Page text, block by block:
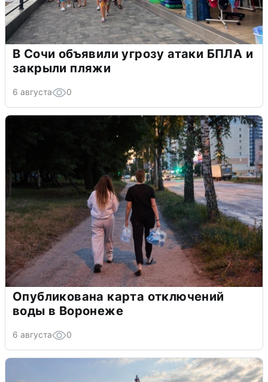
В Сочи объявили угрозу атаки БПЛА и
закрыли пляжи
6 августа 0
Опубликована карта отключений
воды в Воронеже
6 августа 0